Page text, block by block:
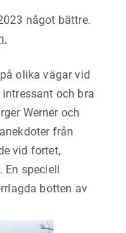
något bättre.
olika vägar vid
och bra
Werner och
från
vid fortet,
speciell
botten av